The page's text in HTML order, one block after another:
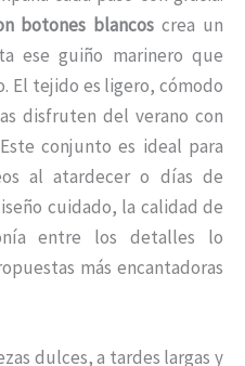
botones blancos crea un
ese guiño marinero que
El tejido es ligero, cómodo
disfruten del verano con
conjunto es ideal para
al atardecer o días de
cuidado, la calidad de
entre los detalles lo
más encantadoras
dulces, a tardes largas y